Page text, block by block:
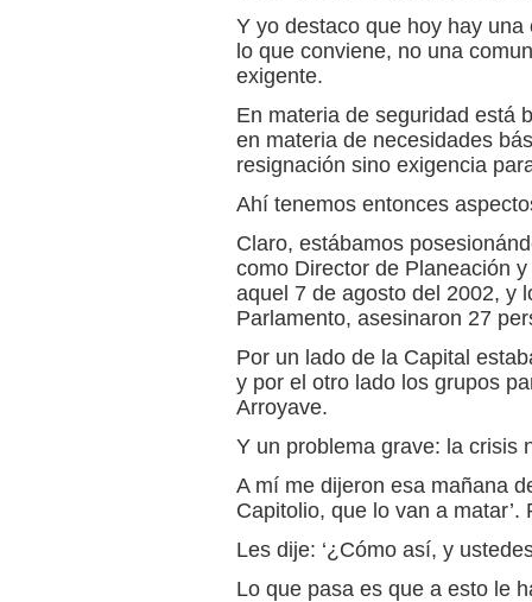
Y yo destaco que hoy hay
lo que conviene, no una
exigente.
En materia de seguridad está
en materia de necesidades
resignación sino exigencia
Ahí tenemos entonces
Claro, estábamos
como Director de Planeación
aquel 7 de agosto del 2002, y
Parlamento, asesinaron 27
Por un lado de la Capital
y por el otro lado los grupos
Arroyave.
Y un problema grave: la crisis
A mí me dijeron esa mañana
Capitolio, que lo van a
Les dije: ‘¿Cómo así, y
Lo que pasa es que a esto le